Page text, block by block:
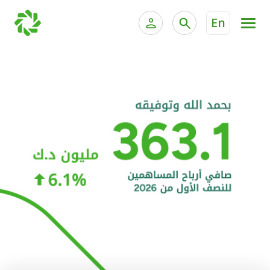
En
الخدمات المصرفية الإلكترونية للشركات
خدمة "بيتك" للتداول الإلكتروني
الحسابات المصرفية
البطاقات
"برامج العملاء"